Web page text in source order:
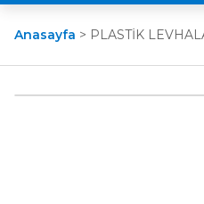
Anasayfa PLASTİK